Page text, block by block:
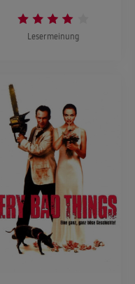
Lesermeinung